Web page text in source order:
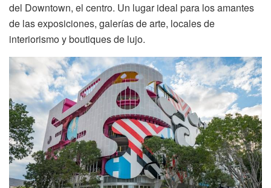
del Downtown, el centro. Un lugar ideal para los amantes
de las exposiciones, galerías de arte, locales de
interiorismo y boutiques de lujo.